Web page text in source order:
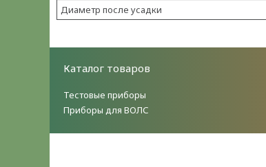
Диаметр после усадки
Каталог товаров
Тестовые приборы
Приборы для ВОЛС